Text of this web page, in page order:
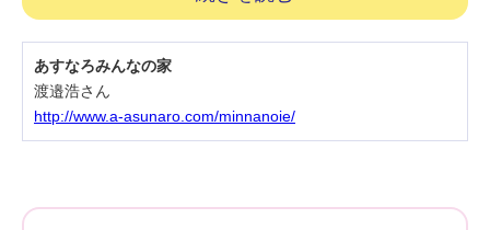
あすなろみんなの家
渡邉浩さん
http://www.a-asunaro.com/minnanoie/